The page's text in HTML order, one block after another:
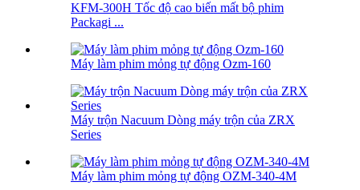
KFM-300H Tốc độ cao biến mất bộ phim
Packagi ...
Máy làm phim mỏng tự động Ozm-160
Máy trộn Nacuum Dòng máy trộn của ZRX
Series
Máy làm phim mỏng tự động OZM-340-4M